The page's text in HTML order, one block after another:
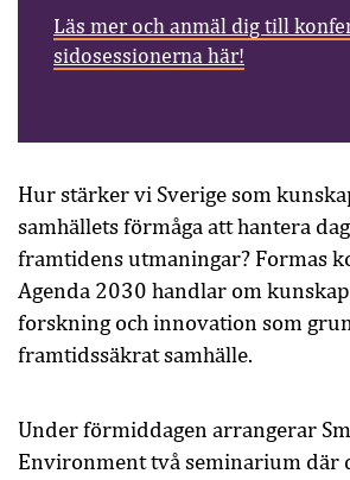
Läs mer och anmäl dig till
sidosessionerna här!
Hur stärker vi Sverige som
samhällets förmåga att hantera
framtidens utmaningar? Formas
Agenda 2030 handlar om
forskning och innovation som
framtidssäkrat samhälle.
Under förmiddagen arrangerar
Environment två seminarium där